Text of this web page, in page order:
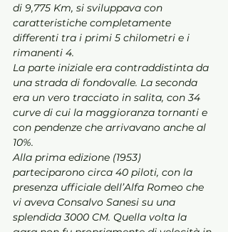
di 9,775 Km, si sviluppava con
caratteristiche completamente
differenti tra i primi 5 chilometri e i
rimanenti 4.
La parte iniziale era contraddistinta da
una strada di fondovalle. La seconda
era un vero tracciato in salita, con 34
curve di cui la maggioranza tornanti e
con pendenze che arrivavano anche al
10%.
Alla prima edizione (1953)
parteciparono circa 40 piloti, con la
presenza ufficiale dell’Alfa Romeo che
vi aveva Consalvo Sanesi su una
splendida 3000 CM. Quella volta la